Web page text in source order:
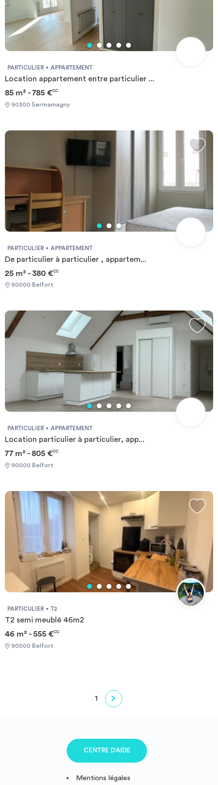
PARTICULIER APPARTEMENT
Location appartement entre particulier ...
85 m² - 785 €CC
90300 Sermamagny
PARTICULIER APPARTEMENT
De particulier à particulier , appartem...
25 m² - 380 €CC
90000 Belfort
PARTICULIER APPARTEMENT
Location particulier à particulier, app...
77 m² - 805 €CC
90000 Belfort
PARTICULIER T2
T2 semi meublé 46m2
46 m² - 555 €CC
90000 Belfort
1
Mentions légales
CENTRE D'AIDE